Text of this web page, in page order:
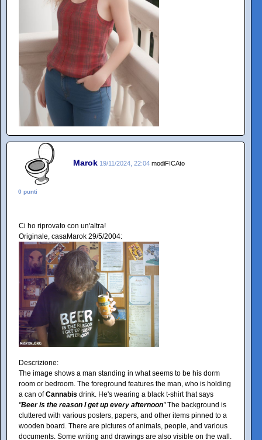
Marok 19/11/2024, 22:04 modiFICAto
0 punti
Ci ho riprovato con un'altra!
Originale, casaMarok 29/5/2004:
Descrizione:
The image shows a man standing in what seems to be his dorm
room or bedroom. The foreground features the man, who is holding
a can ofCannabis drink. He's wearing a black t-shirt that says
"Beer is the reason I get up every afternoon"The background is
cluttered with various posters, papers, and other items pinned to a
wooden board. There are pictures of animals, people, and various
documents. Some writing and drawings are also visible on the wall.